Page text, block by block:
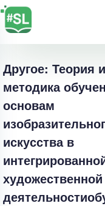
Другое: Теория и
методика
основам
искусства в
художественной